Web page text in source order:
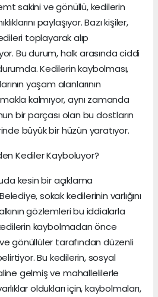
sakini ve gönüllü, kedilerin
paylaşıyor. Bazı kişiler,
toplayarak alıp
Bu durum, halk arasında ciddi
Kedilerin kaybolması,
yaşam alanlarının
kalmıyor, aynı zamanda
bir parçası olan bu dostların
büyük bir hüzün yaratıyor.
Kediler Kayboluyor?
kesin bir açıklama
sokak kedilerinin varlığını
gözlemleri bu iddialarla
kaybolmadan önce
ve gönüllüler tarafından düzenli
Bu kedilerin, sosyal
gelmiş ve mahallelilerle
oldukları için, kaybolmaları,